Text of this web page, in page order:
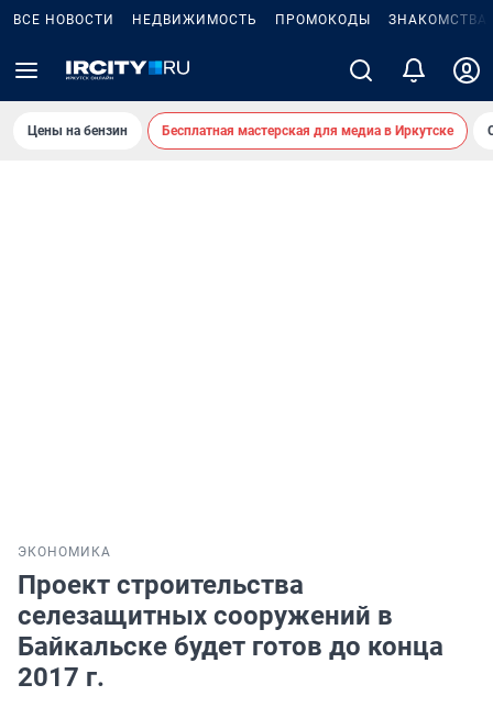
ВСЕ НОВОСТИ НЕДВИЖИМОСТЬ ПРОМОКОДЫ ЗНАКОМСТВА
Цены на бензин Бесплатная мастерская для медиа в Иркутске
ЭКОНОМИКА
Проект строительства
селезащитных сооружений в
Байкальске будет готов до конца
2017 г.